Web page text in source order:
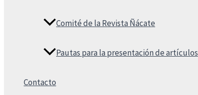
Comité de la Revista Ñácate
Pautas para la presentación de artículos
Contacto